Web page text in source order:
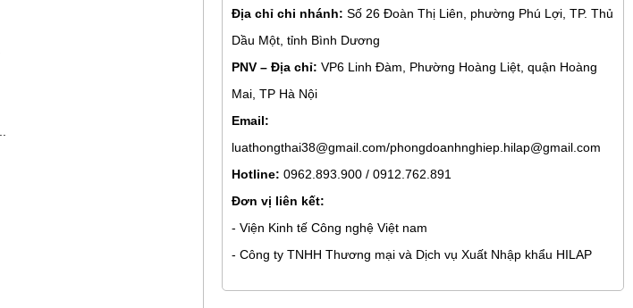
Địa chỉ chi nhánh: Số 26 Đoàn Thị Liên, phường Phú Lợi, TP. Thủ
Dầu Một, tỉnh Bình Dương
PNV – Địa chỉ: VP6 Linh Đàm, Phường Hoàng Liệt, quận Hoàng
Mai, TP Hà Nội
Email:
luathongthai38@gmail.com/phongdoanhnghiep.hilap@gmail.com
Hotline: 0962.893.900 / 0912.762.891
Đơn vị liên kết:
- Viện Kinh tế Công nghệ Việt nam
- Công ty TNHH Thương mại và Dịch vụ Xuất Nhập khẩu HILAP